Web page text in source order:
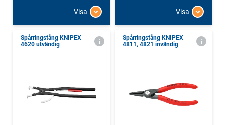
Visa Visa
Spårringstång KNIPEX
4620 utvändig
Spårringstång KNIPEX
4811, 4821 invändig